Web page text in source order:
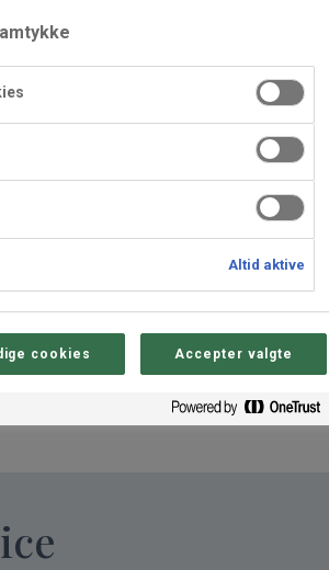
bageri, konditori, kantiner og
indenfor kager,
herunder.
Altid aktive
cookies Accepter valgte